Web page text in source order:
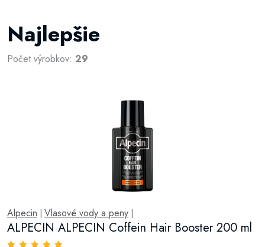
Najlepšie
Počet výrobkov: 29
Alpecin Vlasové vody a peny
ALPECIN ALPECIN Coffein Hair Booster 200 ml